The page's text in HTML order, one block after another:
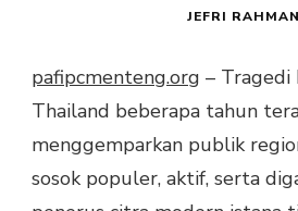
JEFRI RAHMAN
pafipcmenteng.org – Tragedi
Thailand beberapa tahun
menggemparkan publik
sosok populer, aktif, serta